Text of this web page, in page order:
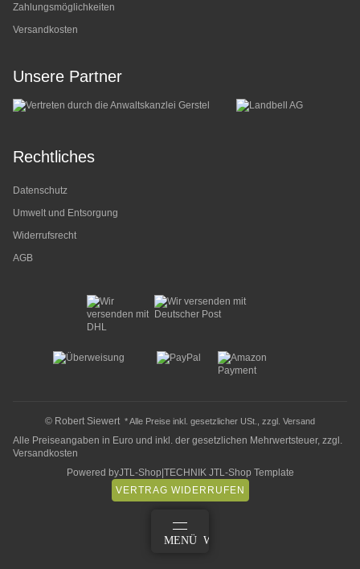
Zahlungsmöglichkeiten
Versandkosten
Unsere Partner
Rechtliches
Datenschutz
Umwelt und Entsorgung
Widerrufsrecht
AGB
© Robert Siewert* Alle Preise inkl. gesetzlicher USt., zzgl. Versand
Alle Preiseangaben in Euro und inkl. der gesetzlichen Mehrwertsteuer, zzgl.
Versandkosten
Powered byJTL-Shop TECHNIK JTL-Shop Template
VERTRAG WIDERRUFEN
MENÜ WARENKORB